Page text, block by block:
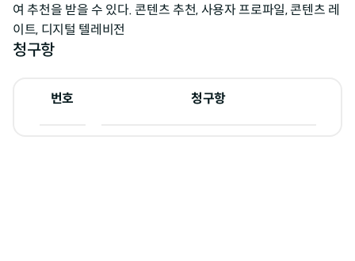
여 추천을 받을 수 있다. 콘텐츠 추천, 사용자 프로파일, 콘텐츠 레
이트, 디지털 텔레비전
청구항
번호 청구항